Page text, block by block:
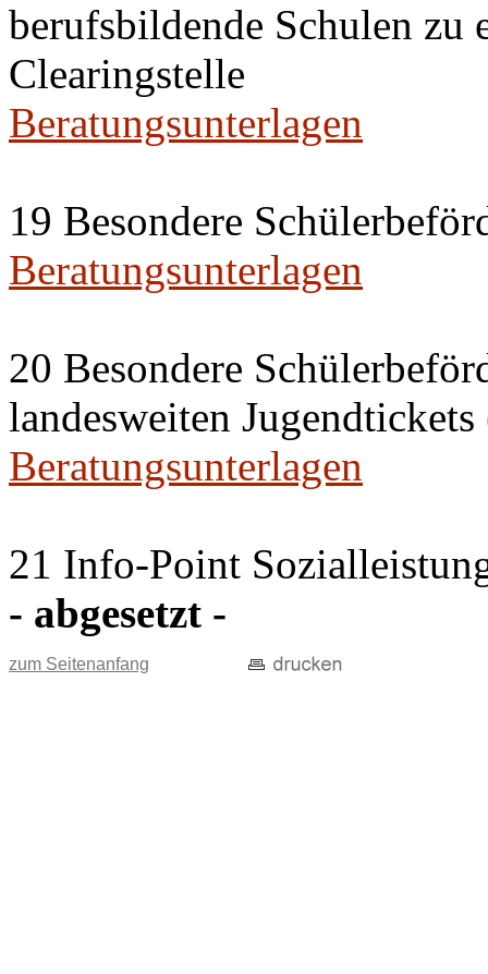
berufsbildende Schulen zu
Clearingstelle
Beratungsunterlagen
19 Besondere
Beratungsunterlagen
20 Besondere
landesweiten
Beratungsunterlagen
21 Info-Point
- abgesetzt -
zum Seitenanfang